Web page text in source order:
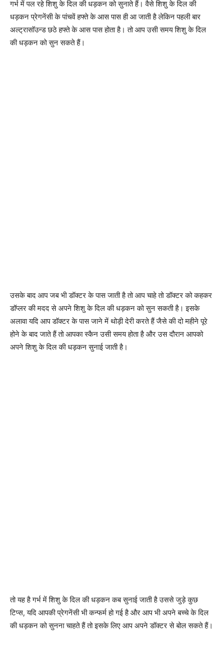
गर्भ में पल रहे शिशु के दिल की धड़कन को सुनाते हैं। वैसे शिशु के दिल की
धड़कन प्रेगनेंसी के पांचवें हफ्ते के आस पास ही आ जाती है लेकिन पहली बार
अल्ट्रासॉउन्ड छठे हफ्ते के आस पास होता है। तो आप उसी समय शिशु के दिल
की धड़कन को सुन सकते हैं।
उसके बाद आप जब भी डॉक्टर के पास जाती है तो आप चाहे तो डॉक्टर को कहकर
डॉप्लर की मदद से अपने शिशु के दिल की धड़कन को सुन सकती है। इसके
अलावा यदि आप डॉक्टर के पास जाने में थोड़ी देरी करते हैं जैसे की दो महीने पूरे
होने के बाद जाते हैं तो आपका स्कैन उसी समय होता है और उस दौरान आपको
अपने शिशु के दिल की धड़कन सुनाई जाती है।
तो यह है गर्भ में शिशु के दिल की धड़कन कब सुनाई जाती है उससे जुड़े कुछ
टिप्स, यदि आपकी प्रेगनेंसी भी कन्फर्म हो गई है और आप भी अपने बच्चे के दिल
की धड़कन को सुनना चाहते हैं तो इसके लिए आप अपने डॉक्टर से बोल सकते हैं।